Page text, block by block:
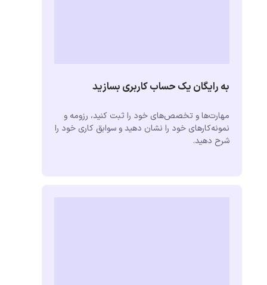
به رایگان یک حساب کاربری بسازید
مهارت‌ها و تخصص‌های خود را ثبت کنید، رزومه و
نمونه‌کارهای خود را نشان دهید و سوابق کاری خود را
شرح دهید.